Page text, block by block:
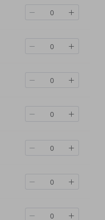
Damen-Sweatshirt mit
Rundhalsausschnitt,
schwerem Fleecefutter,
dick gefüttert, lässig,
geschnitten, ohne
22,54€
33,05€ -31%aus